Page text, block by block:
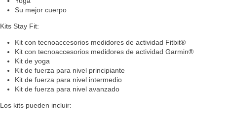
Su mejor cuerpo
Kits Stay Fit:
Kit con tecnoaccesorios medidores de actividad Fitbit®
Kit con tecnoaccesorios medidores de actividad Garmin®
Kit de yoga
Kit de fuerza para nivel principiante
Kit de fuerza para nivel intermedio
Kit de fuerza para nivel avanzado
Los kits pueden incluir: